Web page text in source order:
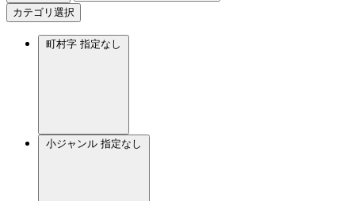
カテゴリ選択
町村字 指定なし
小ジャンル 指定なし